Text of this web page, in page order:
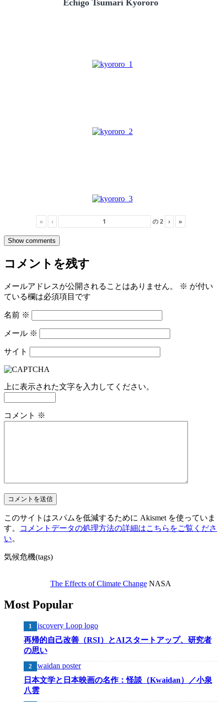
Echigo Tsumari Kyororo
« ‹ の2 › »
Show comments
コメントを残す
メールアドレスが公開されることはありません。 ※ が付い
ている欄は必須項目です
名前 ※
メール ※
サイト
上に表示された文字を入力してください。
コメント ※
このサイトはスパムを低減するために Akismet を使っていま
す。
コメントデータの処理方法の詳細はこちらをご覧くださ
い。
気候危機(tags)
The Effects of Climate ChangeNASA
Most Popular
再帰的自己改善（RSI）とAIスタートアップ、研究者
の思い
日本文学と日本映画の名作：怪談（Kwaidan）／小泉
八雲